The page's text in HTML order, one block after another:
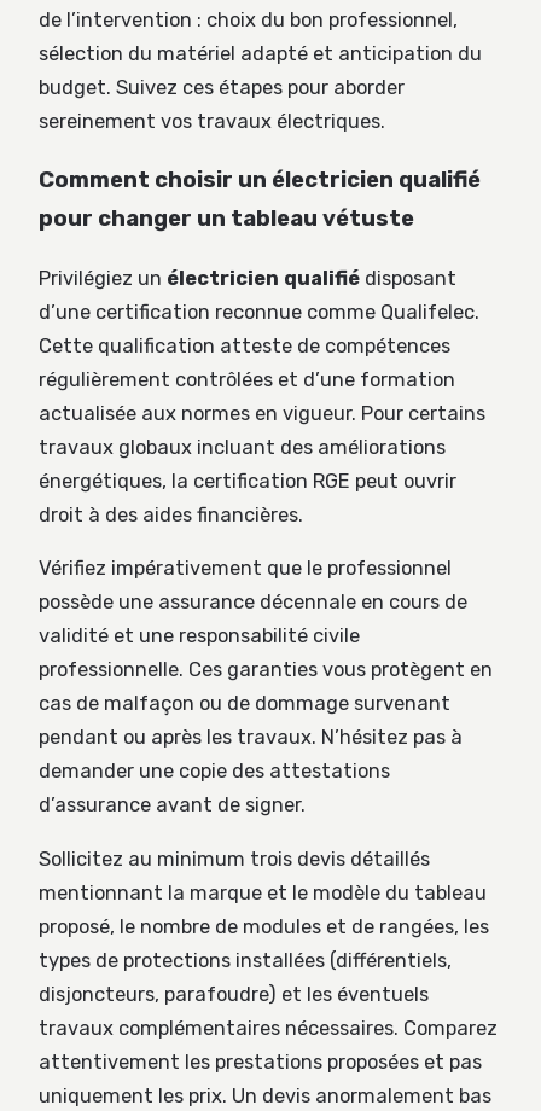
de l’intervention : choix du bon professionnel,
sélection du matériel adapté et anticipation du
budget. Suivez ces étapes pour aborder
sereinement vos travaux électriques.
Comment choisir un électricien qualifié
pour changer un tableau vétuste
Privilégiez un électricien qualifié disposant
d’une certification reconnue comme Qualifelec.
Cette qualification atteste de compétences
régulièrement contrôlées et d’une formation
actualisée aux normes en vigueur. Pour certains
travaux globaux incluant des améliorations
énergétiques, la certification RGE peut ouvrir
droit à des aides financières.
Vérifiez impérativement que le professionnel
possède une assurance décennale en cours de
validité et une responsabilité civile
professionnelle. Ces garanties vous protègent en
cas de malfaçon ou de dommage survenant
pendant ou après les travaux. N’hésitez pas à
demander une copie des attestations
d’assurance avant de signer.
Sollicitez au minimum trois devis détaillés
mentionnant la marque et le modèle du tableau
proposé, le nombre de modules et de rangées, les
types de protections installées (différentiels,
disjoncteurs, parafoudre) et les éventuels
travaux complémentaires nécessaires. Comparez
attentivement les prestations proposées et pas
uniquement les prix. Un devis anormalement bas